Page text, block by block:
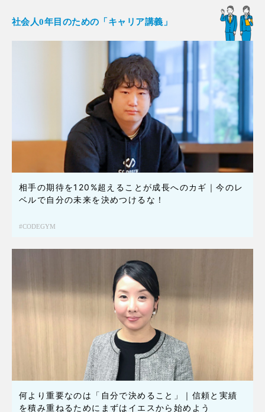
社会人0年目のための「キャリア講義」
相手の期待を120%超えることが成長へのカギ｜今のレ
ベルで自分の未来を決めつけるな！
CODEGYM
何より重要なのは「自分で決めること」｜信頼と実績
を積み重ねるためにまずはイエスから始めよう